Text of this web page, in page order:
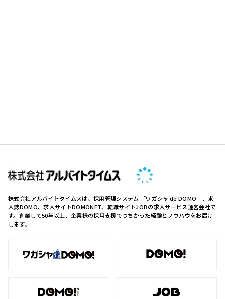
株式会社アルバイトタイムスは、採用管理システム 「ワガシャ de DOMO」、求
人誌DOMO、求人サイトDOMONET、転職サイトJOBの求人サービス運営会社で
す。創業して50年以上、企業様の採用支援でつちかった経験とノウハウをお届け
します。